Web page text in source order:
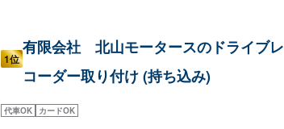
1位
有限会社 北山モータースのドライブレ
コーダー取り付け (持ち込み)
代車OK カードOK